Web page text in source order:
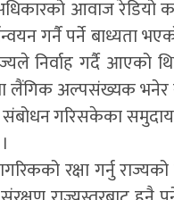
आवाज रेडियो
गर्नै पर्ने बाध्यता
निर्वाह गर्दै
लैंगिक अल्पसंख्यक
गरिसकेका
रक्षा गर्नु